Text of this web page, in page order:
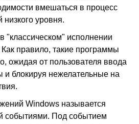
вмешаться в процесс
уровня.
"классическом" исполнении
правило, такие программы
ожидая от пользователя ввода
и блокируя нежелательные на
Windows называется
событиями. Под событием